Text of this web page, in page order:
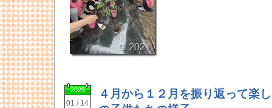
2025
01 / 14
４月から１２月を振り返って楽